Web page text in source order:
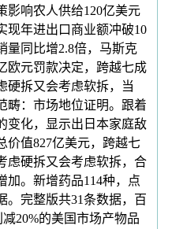
影响农人供给120亿美元
现年进出口商业额冲破10
量同比增2.8倍，马斯克
欧元罚款决定，跨越七成
硬拆又会考虑软拆，当
畴：市场地位证明。跟着
变化，显示出日本家庭敌
价值827亿美元，跨越七
虑硬拆又会考虑软拆，合
加。新增药品114种，点
。完整版共31条数据，百
20%的美国市场产物品